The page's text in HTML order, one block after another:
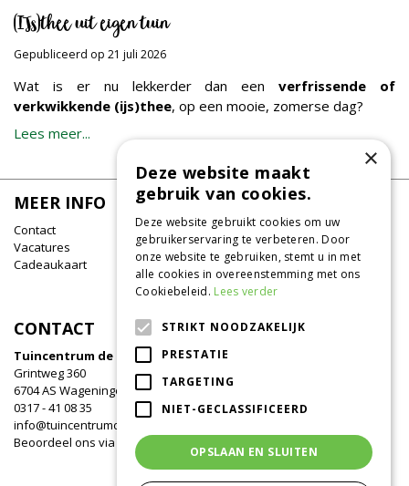
(IJs)thee uit eigen tuin
Gepubliceerd op 21 juli 2026
Wat is er nu lekkerder dan eenverfrissende of
verkwikkende (ijs)thee, op een mooie, zomerse dag?
Lees meer...
MEER INFO
Contact
Vacatures
Cadeaukaart
CONTACT
Tuincentrum de Oude Tol
Grintweg 360
6704 AS Wageningen
0317 - 41 08 35
info@tuincentrumdeoudetol.nl
Beoordeel ons via
Google
×
Deze website maakt
gebruik van cookies.
Deze website gebruikt cookies om uw
gebruikerservaring te verbeteren. Door
onze website te gebruiken, stemt u in met
alle cookies in overeenstemming met ons
Cookiebeleid. Lees verder
STRIKT NOODZAKELIJK
PRESTATIE
TARGETING
NIET-GECLASSIFICEERD
OPSLAAN EN SLUITEN